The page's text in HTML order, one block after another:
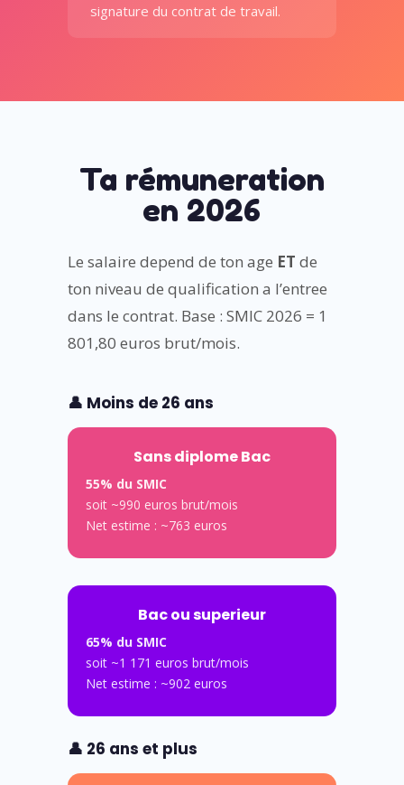
signature du contrat de travail.
Ta rémuneration
en 2026
Le salaire depend de ton age ET de
ton niveau de qualification a l’entree
dans le contrat. Base : SMIC 2026 = 1
801,80 euros brut/mois.
👤 Moins de 26 ans
Sans diplome Bac
55% du SMIC
soit ~990 euros brut/mois
Net estime : ~763 euros
Bac ou superieur
65% du SMIC
soit ~1 171 euros brut/mois
Net estime : ~902 euros
👤 26 ans et plus